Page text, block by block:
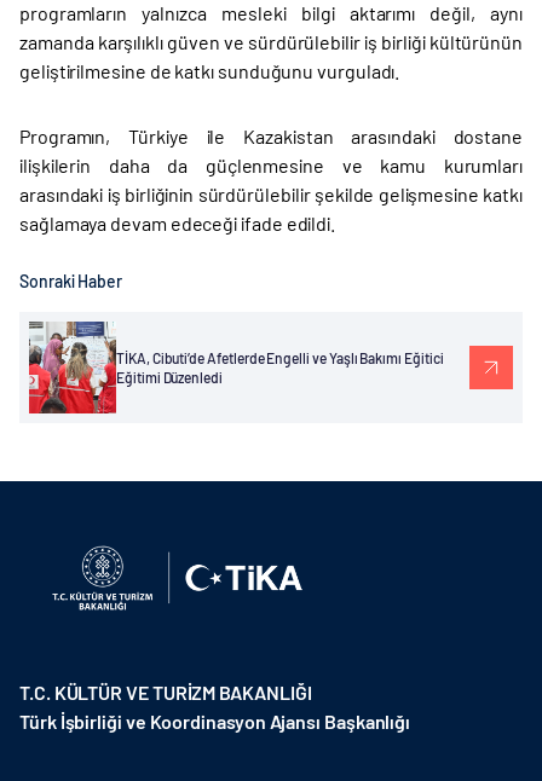
programların yalnızca mesleki bilgi aktarımı değil, aynı
zamanda karşılıklı güven ve sürdürülebilir iş birliği kültürünün
geliştirilmesine de katkı sunduğunu vurguladı.
Programın, Türkiye ile Kazakistan arasındaki dostane
ilişkilerin daha da güçlenmesine ve kamu kurumları
arasındaki iş birliğinin sürdürülebilir şekilde gelişmesine katkı
sağlamaya devam edeceği ifade edildi.
Sonraki Haber
TİKA, Cibuti’de Afetlerde Engelli ve Yaşlı Bakımı Eğitici
Eğitimi Düzenledi
T.C. KÜLTÜR VE TURİZM BAKANLIĞI
Türk İşbirliği ve Koordinasyon Ajansı Başkanlığı